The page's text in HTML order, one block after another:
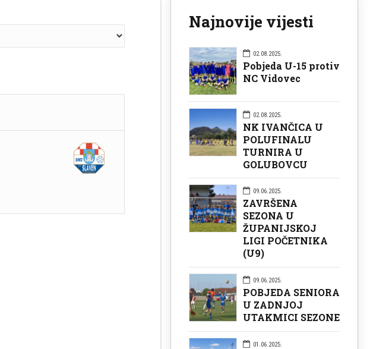
Najnovije vijesti
02.08.2025.
Pobjeda U-15 protiv
NC Vidovec
02.08.2025.
NK IVANČICA U
POLUFINALU
TURNIRA U
GOLUBOVCU
09.06.2025.
ZAVRŠENA
SEZONA U
ŽUPANIJSKOJ
LIGI POČETNIKA
(U9)
09.06.2025.
POBJEDA SENIORA
U ZADNJOJ
UTAKMICI SEZONE
01.06.2025.